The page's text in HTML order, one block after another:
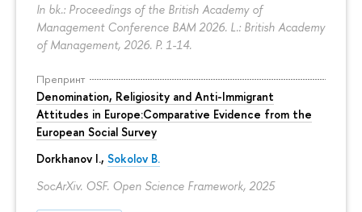
In bk.: Proceedings of the British Academy of
Management Conference BAM 2026. L.: British Academy
of Management, 2026. P. 1-14.
Препринт
Denomination, Religiosity and Anti-Immigrant
Attitudes in Europe:Comparative Evidence from the
European Social Survey
Dorkhanov I., Sokolov B.
SocArXiv. OSF. Open Science Framework, 2025